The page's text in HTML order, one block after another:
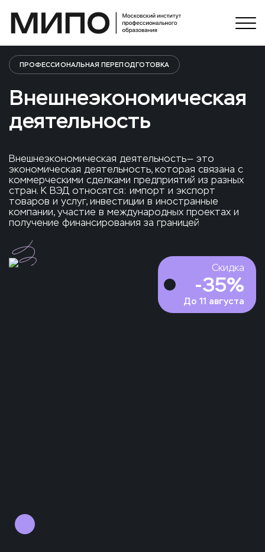
ПРОФЕССИОНАЛЬНАЯ ПЕРЕПОДГОТОВКА
Внешнеэкономическая
деятельность
Скидка
-35%
До 11 августа
Внешнеэкономическая деятельность— это
экономическая деятельность, которая связана с
коммерческими сделками предприятий из разных
стран. К ВЭД относятся: импорт и экспорт
товаров и услуг, инвестиции в иностранные
компании, участие в международных проектах и
получение финансирования за границей